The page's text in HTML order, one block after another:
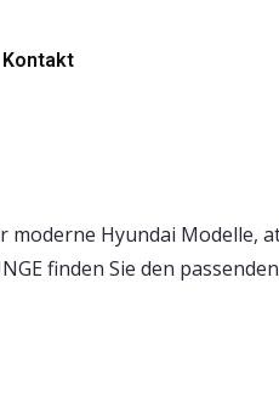
Kontakt
moderne Hyundai Modelle,
finden Sie den